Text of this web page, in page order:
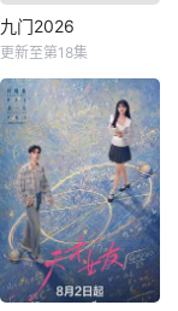
九门2026
更新至第18集